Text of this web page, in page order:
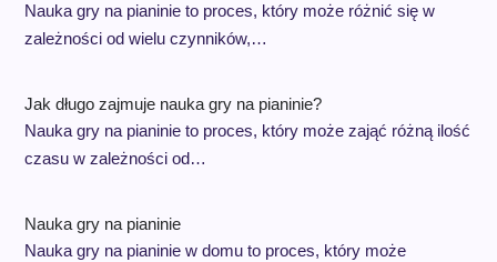
Nauka gry na pianinie to proces, który może różnić się w
zależności od wielu czynników,…
Jak długo zajmuje nauka gry na pianinie?
Nauka gry na pianinie to proces, który może zająć różną ilość
czasu w zależności od…
Nauka gry na pianinie
Nauka gry na pianinie w domu to proces, który może